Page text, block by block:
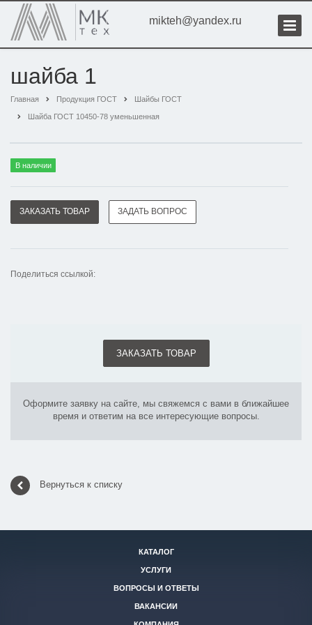
mikteh@yandex.ru
шайба 1
Главная Продукция ГОСТ Шайбы ГОСТ
Шайба ГОСТ 10450-78 уменьшенная
В наличии
ЗАКАЗАТЬ ТОВАР ЗАДАТЬ ВОПРОС
Поделиться ссылкой:
ЗАКАЗАТЬ ТОВАР
Оформите заявку на сайте, мы свяжемся с вами в ближайшее
время и ответим на все интересующие вопросы.
Вернуться к списку
КАТАЛОГ
УСЛУГИ
ВОПРОСЫ И ОТВЕТЫ
ВАКАНСИИ